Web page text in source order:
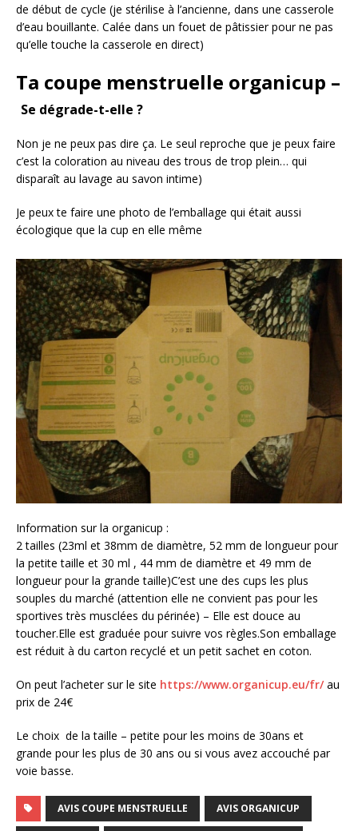
de début de cycle (je stérilise à l’ancienne, dans une casserole
d’eau bouillante. Calée dans un fouet de pâtissier pour ne pas
qu’elle touche la casserole en direct)
Ta coupe menstruelle organicup –
Se dégrade-t-elle ?
Non je ne peux pas dire ça. Le seul reproche que je peux faire
c’est la coloration au niveau des trous de trop plein… qui
disparaît au lavage au savon intime)
Je peux te faire une photo de l’emballage qui était aussi
écologique que la cup en elle même
Information sur la organicup :
2 tailles (23ml et 38mm de diamètre, 52 mm de longueur pour
la petite taille et 30 ml , 44 mm de diamètre et 49 mm de
longueur pour la grande taille)C’est une des cups les plus
souples du marché (attention elle ne convient pas pour les
sportives très musclées du périnée) – Elle est douce au
toucher.Elle est graduée pour suivre vos règles.Son emballage
est réduit à du carton recyclé et un petit sachet en coton.
On peut l’acheter sur le site https://www.organicup.eu/fr/au
prix de 24€
Le choix de la taille – petite pour les moins de 30ans et
grande pour les plus de 30 ans ou si vous avez accouché par
voie basse.
AVIS COUPE MENSTRUELLE AVIS ORGANICUP